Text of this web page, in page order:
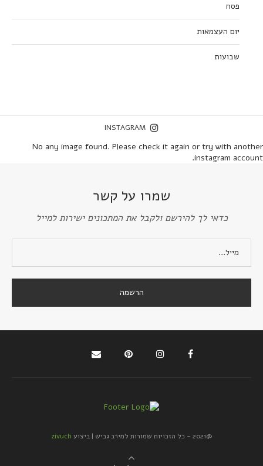
פסח
יום העצמאות
שבועות
INSTAGRAM
No any image found. Please check it again or try with another
instagram account.
שמרו על קשר
כדאי לך להירשם ולקבל את המתכונים ישירות למייל
@2021 - כל הזכויות שמורות למירב גביש | ביצוע zivuch